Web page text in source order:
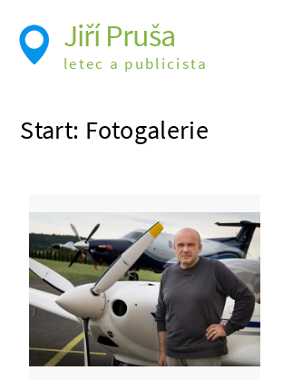
Start: Fotogalerie
Jiří Pruša
letec a publicista
Foto
Expedice
Moje knížky
Přednášky a školení
Trasy cest